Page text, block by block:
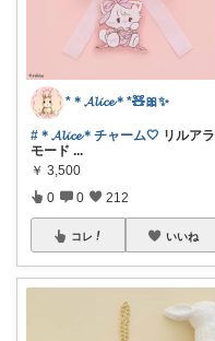
*＊𝓐𝓵𝓲𝓬𝓮＊*🧸🎀✨
#＊𝓐𝓵𝓲𝓬𝓮＊チャーム🤍 リルアラ
モード ...
￥ 3,500
0 0 212
コレ いいね